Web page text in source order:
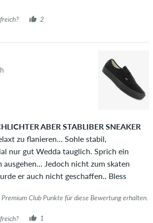
der Kauf anhand ihrer Bestellungen
besessen haben.
2
ABER STABLIBER SNEAKER
zu flanieren... Sohle stabil,
nur gut Wedda tauglich. Sprich ein
ausgehen... Jedoch nicht zum skaten
er auch nicht geschaffen.. Bless
Club Punkte für diese Bewertung erhalten.
1